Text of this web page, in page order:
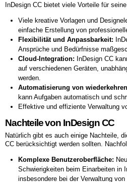
InDesign CC bietet viele Vorteile für
Viele kreative Vorlagen und
einfache Erstellung von
Flexibilität und Anpassbarkeit:
Ansprüche und Bedürfnisse
Cloud-Integration: InDesign CC
auf verschiedenen Geräten,
werden.
Automatisierung von
kann Aufgaben automatisch und
Effektive und effiziente Verwaltung
Nachteile von InDesign CC
Natürlich gibt es auch einige Nachteile,
CC berücksichtigt werden sollten.
Komplexe Benutzeroberfläche:
Schwierigkeiten beim Einarbeiten in
insbesondere bei der Verwaltung